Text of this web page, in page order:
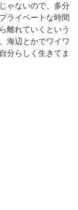
ゃないので、多分
ライベートな時間
離れていくという
海辺とかでワイワ
分らしく生きてま